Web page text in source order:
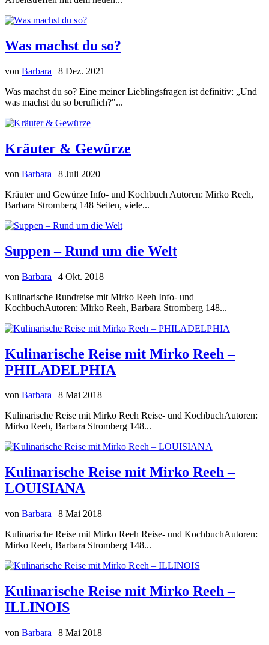
Was machst du so?
von Barbara | 8 Dez. 2021
Was machst du so? Eine meiner Lieblingsfragen ist definitiv: „Und
was machst du so beruflich?"...
Kräuter & Gewürze
von Barbara | 8 Juli 2020
Kräuter und Gewürze Info- und Kochbuch Autoren: Mirko Reeh,
Barbara Stromberg 148 Seiten, viele...
Suppen – Rund um die Welt
von Barbara | 4 Okt. 2018
Kulinarische Rundreise mit Mirko Reeh Info- und
KochbuchAutoren: Mirko Reeh, Barbara Stromberg 148...
Kulinarische Reise mit Mirko Reeh –
PHILADELPHIA
von Barbara | 8 Mai 2018
Kulinarische Reise mit Mirko Reeh Reise- und KochbuchAutoren:
Mirko Reeh, Barbara Stromberg 148...
Kulinarische Reise mit Mirko Reeh –
LOUISIANA
von Barbara | 8 Mai 2018
Kulinarische Reise mit Mirko Reeh Reise- und KochbuchAutoren:
Mirko Reeh, Barbara Stromberg 148...
Kulinarische Reise mit Mirko Reeh –
ILLINOIS
von Barbara | 8 Mai 2018